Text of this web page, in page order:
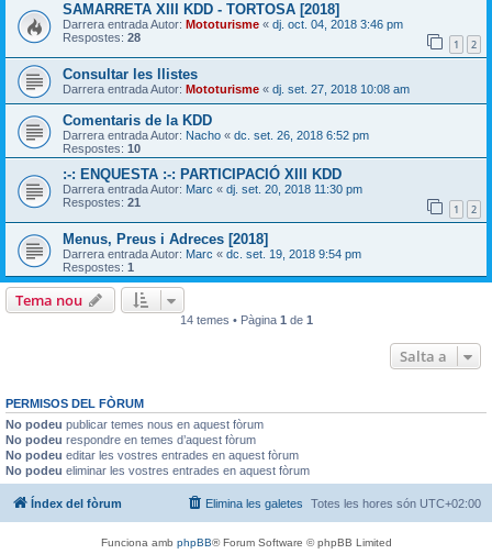
SAMARRETA XIII KDD - TORTOSA [2018]
Darrera entrada Autor: Mototurisme « dj. oct. 04, 2018 3:46 pm
Respostes: 28 1 2
Consultar les llistes
Darrera entrada Autor: Mototurisme « dj. set. 27, 2018 10:08 am
Comentaris de la KDD
Darrera entrada Autor: Nacho « dc. set. 26, 2018 6:52 pm
Respostes: 10
:-: ENQUESTA :-: PARTICIPACIÓ XIII KDD
Darrera entrada Autor: Marc « dj. set. 20, 2018 11:30 pm
Respostes: 21 1 2
Menus, Preus i Adreces [2018]
Darrera entrada Autor: Marc « dc. set. 19, 2018 9:54 pm
Respostes: 1
Tema nou
14 temes • Pàgina 1 de 1
Salta a
PERMISOS DEL FÒRUM
No podeu publicar temes nous en aquest fòrum
No podeu respondre en temes d’aquest fòrum
No podeu editar les vostres entrades en aquest fòrum
No podeu eliminar les vostres entrades en aquest fòrum
Índex del fòrum Totes les hores són UTC+02:00
Elimina les galetes
Funciona amb phpBB® Forum Software © phpBB Limited